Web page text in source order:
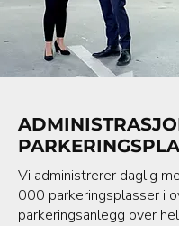
Vi administrerer daglig
000 parkeringsplasser i
parkeringsanlegg over